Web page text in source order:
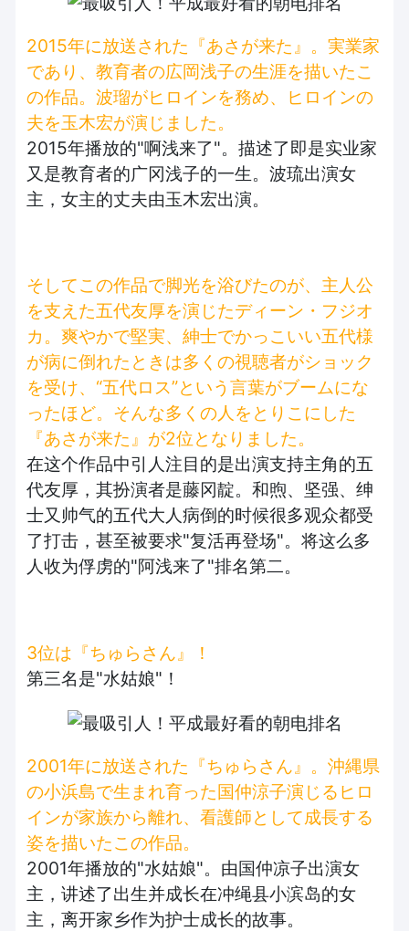
2015年に放送された『あさが来た』。実業家
であり、教育者の広岡浅子の生涯を描いたこ
の作品。波瑠がヒロインを務め、ヒロインの
夫を玉木宏が演じました。
2015年播放的"啊浅来了"。描述了即是实业家
又是教育者的广冈浅子的一生。波琉出演女
主，女主的丈夫由玉木宏出演。
そしてこの作品で脚光を浴びたのが、主人公
を支えた五代友厚を演じたディーン・フジオ
カ。爽やかで堅実、紳士でかっこいい五代様
が病に倒れたときは多くの視聴者がショック
を受け、“五代ロス”という言葉がブームにな
ったほど。そんな多くの人をとりこにした
『あさが来た』が2位となりました。
在这个作品中引人注目的是出演支持主角的五
代友厚，其扮演者是藤冈靛。和煦、坚强、绅
士又帅气的五代大人病倒的时候很多观众都受
了打击，甚至被要求"复活再登场"。将这么多
人收为俘虏的"阿浅来了"排名第二。
3位は『ちゅらさん』！
第三名是"水姑娘"！
2001年に放送された『ちゅらさん』。沖縄県
の小浜島で生まれ育った国仲涼子演じるヒロ
インが家族から離れ、看護師として成長する
姿を描いたこの作品。
2001年播放的"水姑娘"。由国仲凉子出演女
主，讲述了出生并成长在冲绳县小滨岛的女
主，离开家乡作为护士成长的故事。